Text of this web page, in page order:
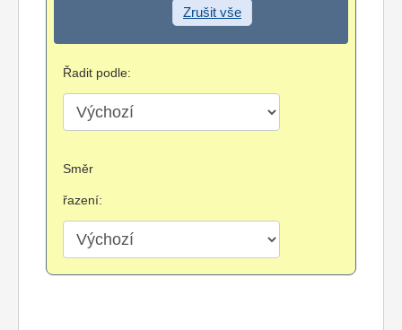
Zrušit vše
Řadit podle:
Směr
řazení: